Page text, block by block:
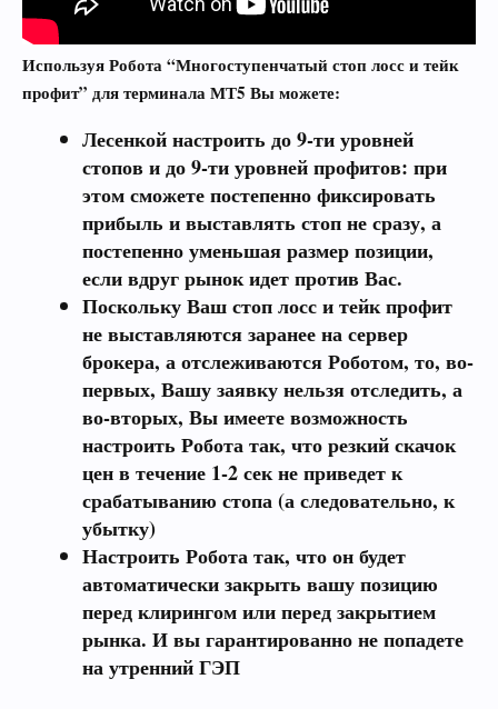
Используя Робота “Многоступенчатый стоп лосс и тейк
профит” для терминала МТ5 Вы можете:
Лесенкой настроить до 9-ти уровней
стопови до9-ти уровней профитов: при
этом сможете постепенно фиксировать
прибыль и выставлять стоп не сразу, а
постепенно уменьшая размер позиции,
если вдруг рынок идет против Вас.
Поскольку Ваш стоп лосс и тейк профит
не выставляются заранее на сервер
брокера, а отслеживаются Роботом, то, во-
первых, Вашу заявку нельзя отследить, а
во-вторых, Вы имеете возможность
настроить Робота так, что резкий скачок
цен в течение 1-2 сек не приведет к
срабатыванию стопа (а следовательно, к
убытку)
Настроить Робота так, что он будет
автоматически закрыть вашу позицию
перед клирингом или перед закрытием
рынка. И вы гарантированноне попадете
на утренний ГЭП